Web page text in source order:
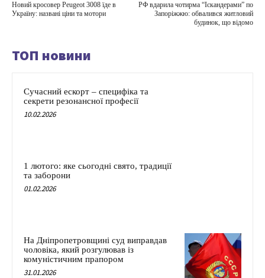
Новий кросовер Peugeot 3008 їде в
Україну: названі ціни та мотори
РФ вдарила чотирма “Іскандерами” по
Запоріжжю: обвалився житловий
будинок, що відомо
ТОП новини
Сучасний ескорт – специфіка та
секрети резонансної професії
10.02.2026
1 лютого: яке сьогодні свято, традиції
та заборони
01.02.2026
На Дніпропетровщині суд виправдав
чоловіка, який розгулював із
комуністичним прапором
31.01.2026